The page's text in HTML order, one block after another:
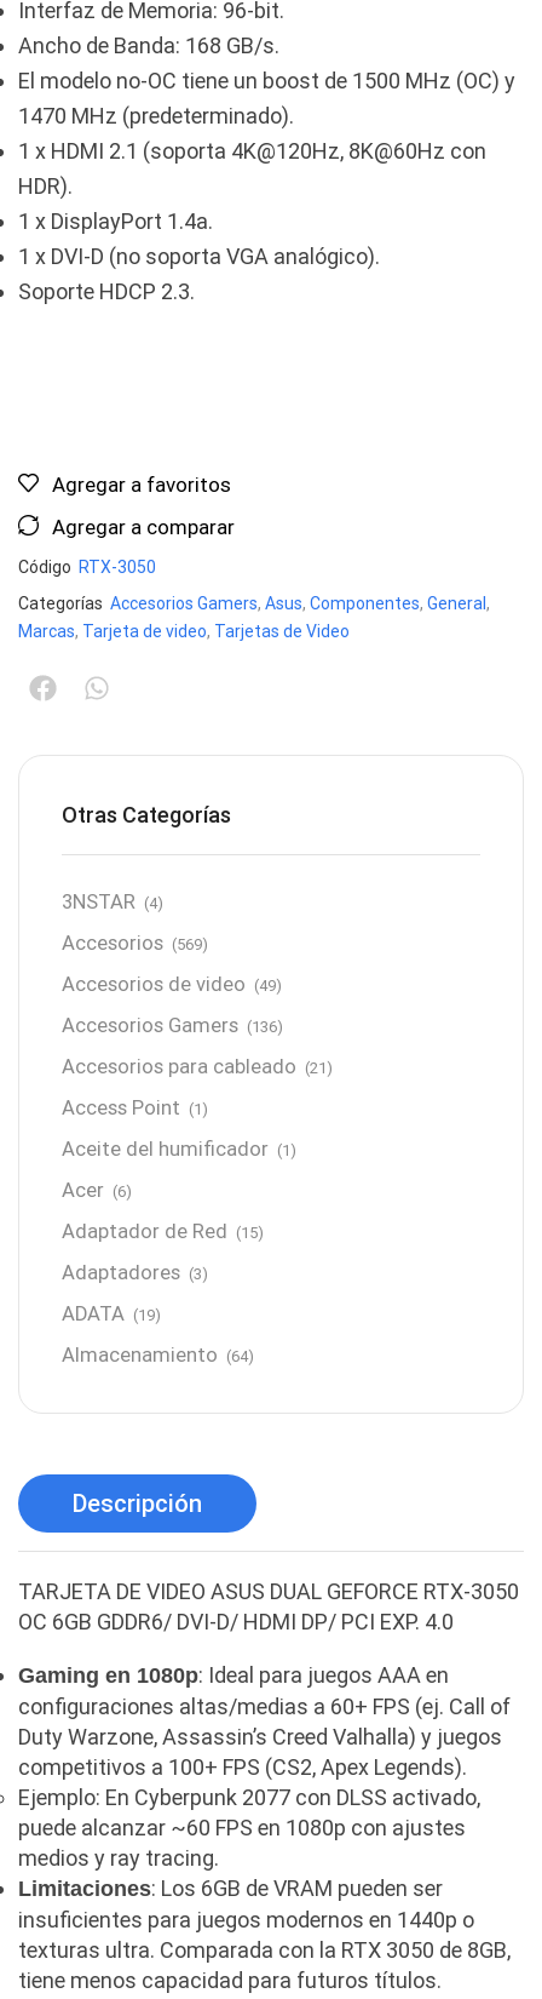
Interfaz de Memoria: 96-bit.
Ancho de Banda: 168 GB/s.
El modelo no-OC tiene un boost de 1500 MHz (OC) y
1470 MHz (predeterminado).
1 x HDMI 2.1 (soporta 4K@120Hz, 8K@60Hz con
HDR).
1 x DisplayPort 1.4a.
1 x DVI-D (no soporta VGA analógico).
Soporte HDCP 2.3.
Agregar a favoritos
Agregar a comparar
Código RTX-3050
Categorías Accesorios Gamers, Asus, Componentes, General,
Marcas, Tarjeta de video, Tarjetas de Video
Otras Categorías
3NSTAR (4)
Accesorios (569)
Accesorios de video (49)
Accesorios Gamers (136)
Accesorios para cableado (21)
Access Point (1)
Aceite del humificador (1)
Acer (6)
Adaptador de Red (15)
Adaptadores (3)
ADATA (19)
Almacenamiento (64)
Antivirus (1)
Aro de luz
Audífonos (23)
Audífonos inalámbricos (24)
Audio y Sonido (143)
Barras de sonido (5)
Base para Audífonos (3)
Baterías (5)
Bluetooth (1)
Bombillas inteligente (6)
Brother (5)
Descripción
TARJETA DE VIDEO ASUS DUAL GEFORCE RTX-3050
OC 6GB GDDR6/ DVI-D/ HDMI DP/ PCI EXP. 4.0
Gaming en 1080p: Ideal para juegos AAA en
configuraciones altas/medias a 60+ FPS (ej. Call of
Duty Warzone, Assassin’s Creed Valhalla) y juegos
competitivos a 100+ FPS (CS2, Apex Legends).
Ejemplo: En Cyberpunk 2077 con DLSS activado,
puede alcanzar ~60 FPS en 1080p con ajustes
medios y ray tracing.
Limitaciones: Los 6GB de VRAM pueden ser
insuficientes para juegos modernos en 1440p o
texturas ultra. Comparada con la RTX 3050 de 8GB,
tiene menos capacidad para futuros títulos.